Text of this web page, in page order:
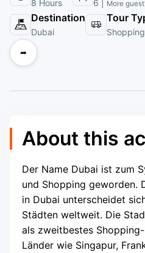
8 Hours 6 | More
Destination
Dubai
Tour
➦
About this
Der Name Dubai ist zum
und Shopping geworden.
in Dubai unterscheidet
Städten weltweit. Die
als zweitbestes
Länder wie Singapur,